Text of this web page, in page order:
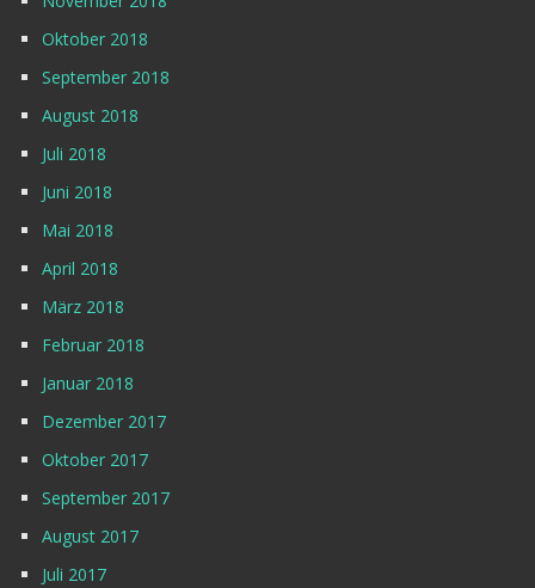
Oktober 2018
September 2018
August 2018
Juli 2018
Juni 2018
Mai 2018
April 2018
März 2018
Februar 2018
Januar 2018
Dezember 2017
Oktober 2017
September 2017
August 2017
Juli 2017